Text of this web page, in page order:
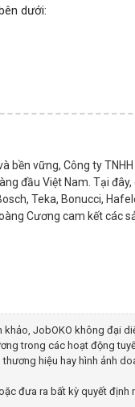
dưới:
bền vững, Công ty
đầu Việt Nam. Tại
Teka, Bonucci,
Cương cam kết các
JobOKO không đại
trong các hoạt động
hiệu hay hình ảnh
đưa ra bất kỳ quyết định